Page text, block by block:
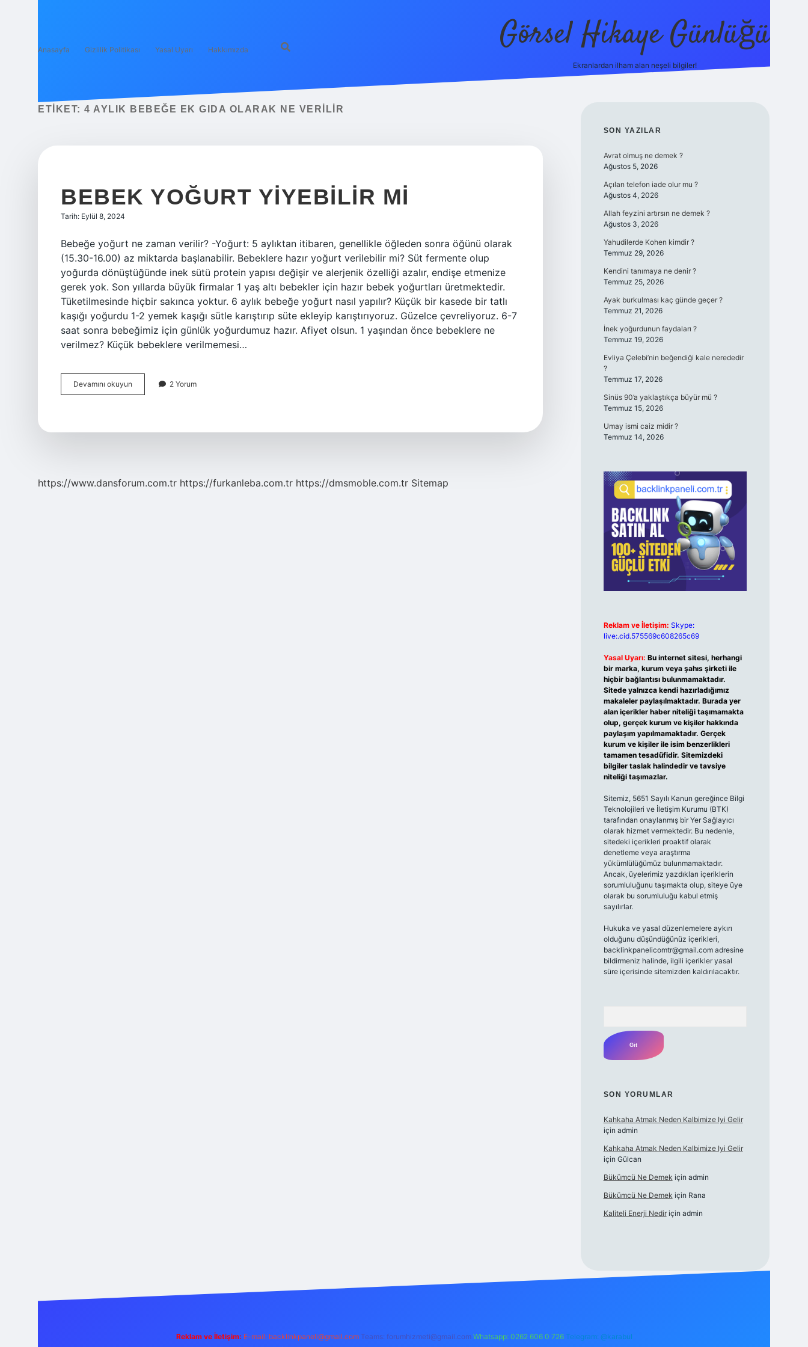
Anasayfa Gizlilik Politikası Yasal Uyarı Hakkımızda Görsel Hikaye Günlüğü
Ekranlardan ilham alan neşeli bilgiler!
ETIKET: 4 AYLIK BEBEĞE EK GIDA OLARAK NE VERILIR
BEBEK YOĞURT YIYEBILIR MI
Tarih: Eylül 8, 2024
Bebeğe yoğurt ne zaman verilir? -Yoğurt: 5 aylıktan itibaren, genellikle öğleden sonra öğünü olarak
(15.30-16.00) az miktarda başlanabilir. Bebeklere hazır yoğurt verilebilir mi? Süt fermente olup
yoğurda dönüştüğünde inek sütü protein yapısı değişir ve alerjenik özelliği azalır, endişe etmenize
gerek yok. Son yıllarda büyük firmalar 1 yaş altı bebekler için hazır bebek yoğurtları üretmektedir.
Tüketilmesinde hiçbir sakınca yoktur. 6 aylık bebeğe yoğurt nasıl yapılır? Küçük bir kasede bir tatlı
kaşığı yoğurdu 1-2 yemek kaşığı sütle karıştırıp süte ekleyip karıştırıyoruz. Güzelce çevreliyoruz. 6-7
saat sonra bebeğimiz için günlük yoğurdumuz hazır. Afiyet olsun. 1 yaşından önce bebeklere ne
verilmez? Küçük bebeklere verilmemesi…
Devamını okuyun
Yoğurt
2 Yorum
https://www.dansforum.com.tr https://furkanleba.com.tr https://dmsmoble.com.tr Sitemap
SIDEBAR
SON YAZILAR
Avrat olmuş ne demek ?
Ağustos 5, 2026
Açılan telefon iade olur mu ?
Ağustos 4, 2026
Allah feyzini artırsın ne demek ?
Ağustos 3, 2026
Yahudilerde Kohen kimdir ?
Temmuz 29, 2026
Kendini tanımaya ne denir ?
Temmuz 25, 2026
Ayak burkulması kaç günde geçer ?
Temmuz 21, 2026
İnek yoğurdunun faydaları ?
Temmuz 19, 2026
Evliya Çelebi’nin beğendiği kale nerededir
?
Temmuz 17, 2026
Sinüs 90’a yaklaştıkça büyür mü ?
Temmuz 15, 2026
Umay ismi caiz midir ?
Temmuz 14, 2026
Reklam ve İletişim: Skype:
live:.cid.575569c608265c69
Yasal Uyarı: Bu internet sitesi, herhangi
bir marka, kurum veya şahıs şirketi ile
hiçbir bağlantısı bulunmamaktadır.
Sitede yalnızca kendi hazırladığımız
makaleler paylaşılmaktadır. Burada yer
alan içerikler haber niteliği taşımamakta
olup, gerçek kurum ve kişiler hakkında
paylaşım yapılmamaktadır. Gerçek
kurum ve kişiler ile isim benzerlikleri
tamamen tesadüfidir. Sitemizdeki
bilgiler taslak halindedir ve tavsiye
niteliği taşımazlar.
Sitemiz, 5651 Sayılı Kanun gereğince Bilgi
Teknolojileri ve İletişim Kurumu (BTK)
tarafından onaylanmış bir Yer Sağlayıcı
olarak hizmet vermektedir. Bu nedenle,
sitedeki içerikleri proaktif olarak
denetleme veya araştırma
yükümlülüğümüz bulunmamaktadır.
Ancak, üyelerimiz yazdıkları içeriklerin
sorumluluğunu taşımakta olup, siteye üye
olarak bu sorumluluğu kabul etmiş
sayılırlar.
Hukuka ve yasal düzenlemelere aykırı
olduğunu düşündüğünüz içerikleri,
backlinkpanelicomtr@gmail.comadresine
bildirmeniz halinde, ilgili içerikler yasal
süre içerisinde sitemizden kaldırılacaktır.
SON YORUMLAR
Kahkaha Atmak Neden Kalbimize Iyi Gelir
için admin
Kahkaha Atmak Neden Kalbimize Iyi Gelir
için Gülcan
Bükümcü Ne Demek için admin
Bükümcü Ne Demek için Rana
Kaliteli Enerji Nediriçin admin
Reklam ve İletişim: E-mail: backlinkpaneli@gmail.com Teams: forumhizmeti@gmail.com Whatsapp: 0262 606 0 726 Telegram: @karabul